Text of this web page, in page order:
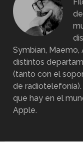
Symbian,
distintos
(tanto con el
de
que hay en el
Apple.